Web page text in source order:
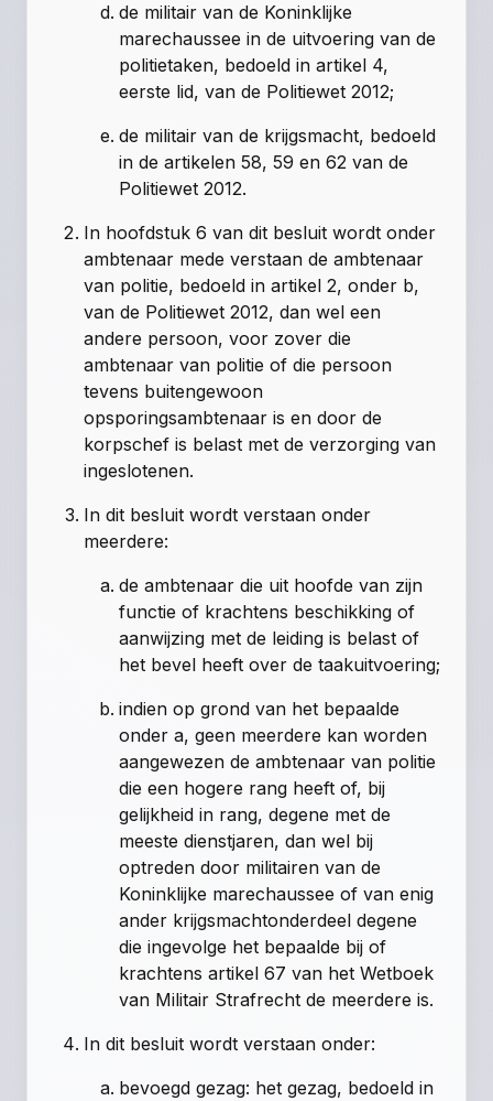
de militair van de Koninklijke
marechaussee in de uitvoering van de
politietaken, bedoeld inartikel 4,
eerste lid, van de Politiewet 2012;
de militair van de krijgsmacht, bedoeld
in deartikelen 58,59 en62 van de
Politiewet 2012.
In hoofdstuk 6 van dit besluit wordt onder
ambtenaar mede verstaan de ambtenaar
van politie, bedoeld inartikel 2, onder b,
van de Politiewet 2012, dan wel een
andere persoon, voor zover die
ambtenaar van politie of die persoon
tevens buitengewoon
opsporingsambtenaar is en door de
korpschef is belast met de verzorging van
ingeslotenen.
In dit besluit wordt verstaan onder
meerdere:
de ambtenaar die uit hoofde van zijn
functie of krachtens beschikking of
aanwijzing met de leiding is belast of
het bevel heeft over de taakuitvoering;
indien op grond van het bepaalde
onder a, geen meerdere kan worden
aangewezen de ambtenaar van politie
die een hogere rang heeft of, bij
gelijkheid in rang, degene met de
meeste dienstjaren, dan wel bij
optreden door militairen van de
Koninklijke marechaussee of van enig
ander krijgsmachtonderdeel degene
die ingevolge het bepaalde bij of
krachtens artikel 67 van het Wetboek
van Militair Strafrecht de meerdere is.
In dit besluit wordt verstaan onder:
bevoegd gezag: het gezag, bedoeld in